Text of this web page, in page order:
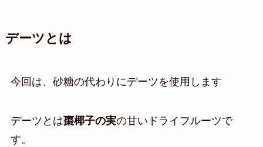
デーツとは
今回は、砂糖の代わりにデーツを使用します
デーツとは棗椰子の実の甘いドライフルーツで
す。